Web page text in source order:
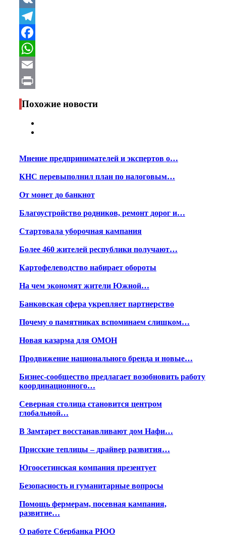
VK
Telegram
Facebook
WhatsApp
Email
Print
Похожие новости
Мнение предпринимателей и экспертов о…
КНС перевыполнил план по налоговым…
От монет до банкнот
Благоустройство родников, ремонт дорог и…
Стартовала уборочная кампания
Более 460 жителей республики получают…
Картофелеводство набирает обороты
На чем экономят жители Южной…
Банковская сфера укрепляет партнерство
Почему о памятниках вспоминаем слишком…
Новая казарма для ОМОН
Продвижение национального бренда и новые…
Бизнес-сообщество предлагает возобновить работу
координационного…
Северная столица становится центром
глобальной…
В Замтарет восстанавливают дом Нафи…
Присские теплицы – драйвер развития…
Югоосетинская компания презентует
Безопасность и гуманитарные вопросы
Помощь фермерам, посевная кампания,
развитие…
О работе Сбербанка РЮО